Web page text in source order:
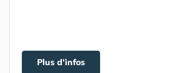
Plus d'infos